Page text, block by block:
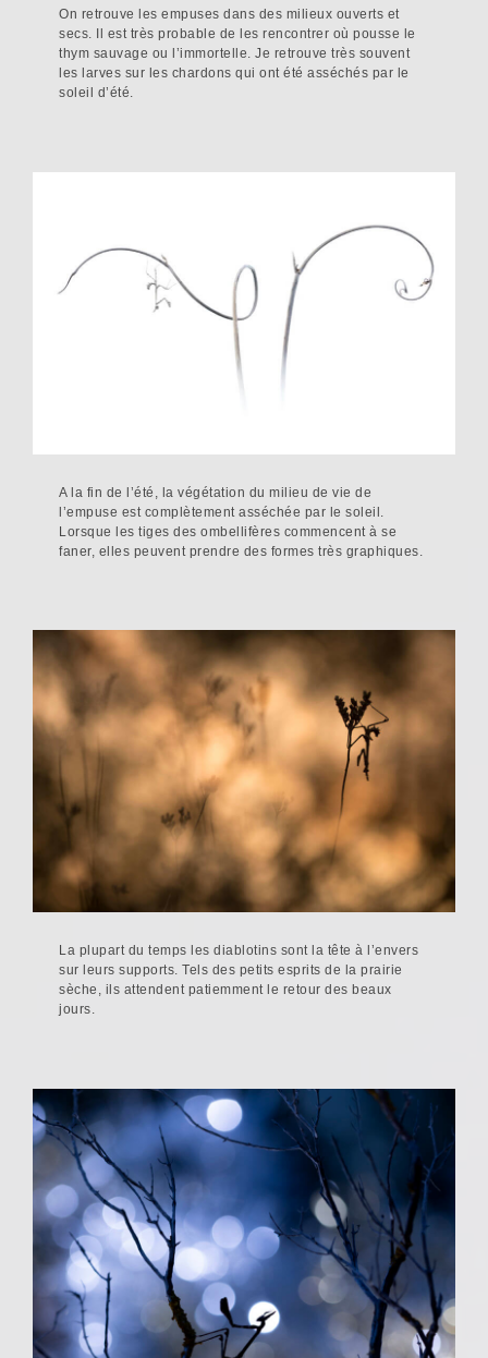
On retrouve les empuses dans des milieux ouverts et
secs. Il est très probable de les rencontrer où pousse le
thym sauvage ou l’immortelle. Je retrouve très souvent
les larves sur les chardons qui ont été asséchés par le
soleil d’été.
A la fin de l’été, la végétation du milieu de vie de
l’empuse est complètement asséchée par le soleil.
Lorsque les tiges des ombellifères commencent à se
faner, elles peuvent prendre des formes très graphiques.
La plupart du temps les diablotins sont la tête à l’envers
sur leurs supports. Tels des petits esprits de la prairie
sèche, ils attendent patiemment le retour des beaux
jours.